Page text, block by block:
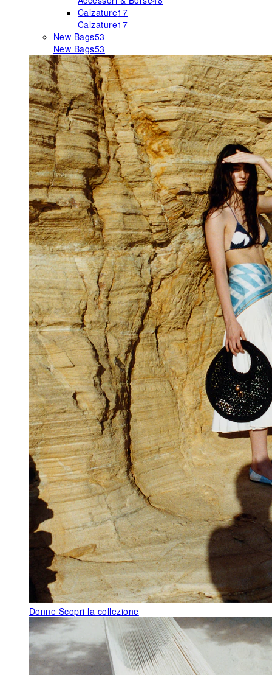
Calzature17
Calzature17
New Bags53
New Bags53
Donne Scopri la collezione